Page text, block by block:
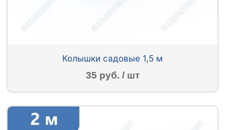
Колышки садовые 1,5 м
35 руб. / шт